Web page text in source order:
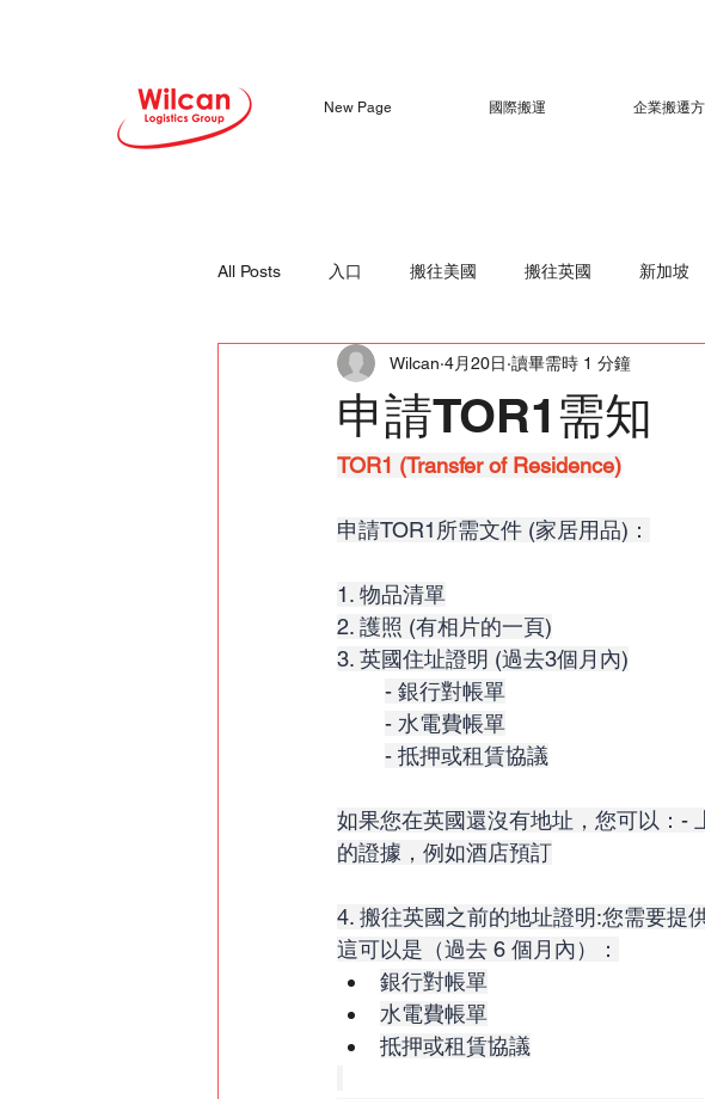
New Page 國際搬運 企業搬遷
All Posts 入口 搬往美國 搬往英國 新加坡
申請TOR1需知
Wilcan 4月20日 讀畢需時 1 分鐘
TOR1 (Transfer of Residence)
申請TOR1所需文件 (家居用品)：
1. 物品清單
2. 護照 (有相片的一頁)
3. 英國住址證明 (過去3個月內)
- 銀行對帳單
- 水電費帳單
- 抵押或租賃協議
如果您在英國還沒有地址，您可以：-
的證據，例如酒店預訂
4. 搬往英國之前的地址證明:您需要提
這可以是（過去 6 個月內）：
銀行對帳單
水電費帳單
抵押或租賃協議